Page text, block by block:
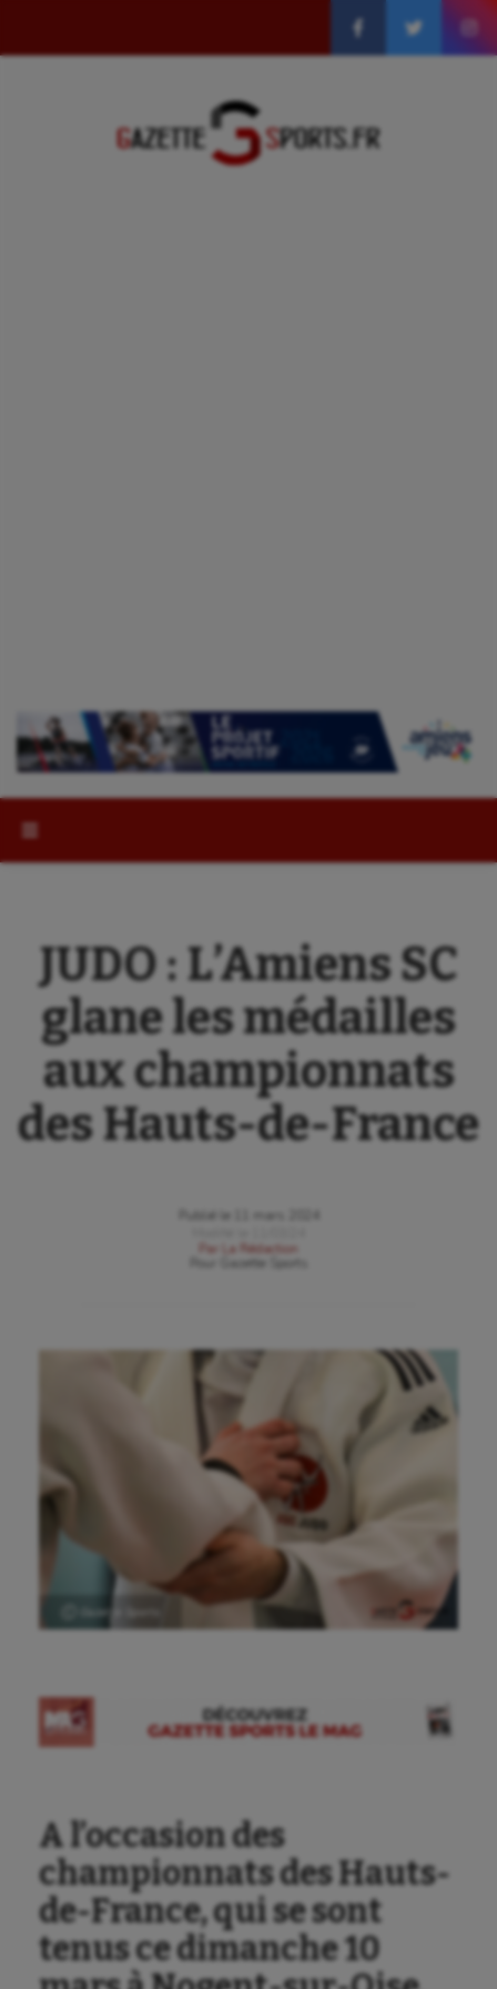
Aéronautique
Athlétisme
JUDO : L’Amiens SC
glane les médailles
aux championnats
des Hauts-de-France
Publié le
11 mars 2024
Par
La Rédaction
Gazette Sports
A l’occasion des
championnats des Hauts-
de-France, qui se sont
tenus ce dimanche 10